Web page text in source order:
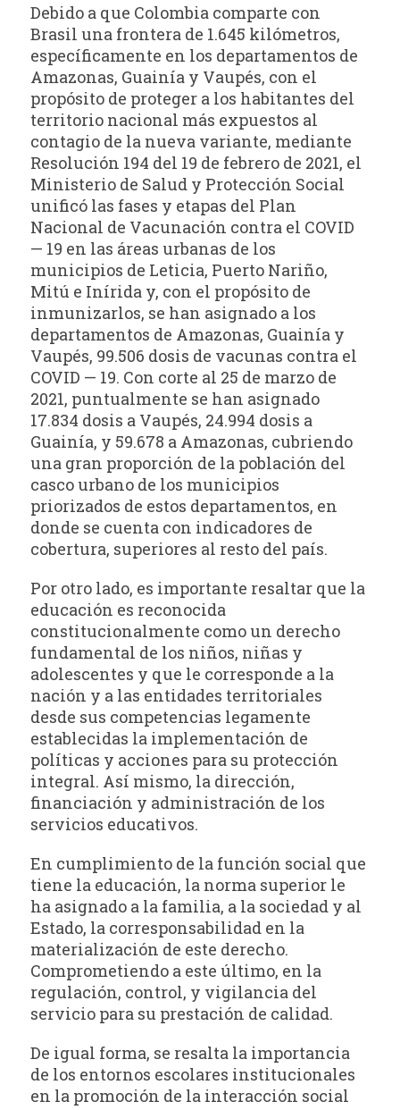
Debido a que Colombia comparte con
Brasil una frontera de 1.645 kilómetros,
específicamente en los departamentos de
Amazonas, Guainía y Vaupés, con el
propósito de proteger a los habitantes del
territorio nacional más expuestos al
contagio de la nueva variante, mediante
Resolución 194 del 19 de febrero de 2021, el
Ministerio de Salud y Protección Social
unificó las fases y etapas del Plan
Nacional de Vacunación contra el COVID
— 19 en las áreas urbanas de los
municipios de Leticia, Puerto Nariño,
Mitú e Inírida y, con el propósito de
inmunizarlos, se han asignado a los
departamentos de Amazonas, Guainía y
Vaupés, 99.506 dosis de vacunas contra el
COVID — 19. Con corte al 25 de marzo de
2021, puntualmente se han asignado
17.834 dosis a Vaupés, 24.994 dosis a
Guainía, y 59.678 a Amazonas, cubriendo
una gran proporción de la población del
casco urbano de los municipios
priorizados de estos departamentos, en
donde se cuenta con indicadores de
cobertura, superiores al resto del país.
Por otro lado, es importante resaltar que la
educación es reconocida
constitucionalmente como un derecho
fundamental de los niños, niñas y
adolescentes y que le corresponde a la
nación y a las entidades territoriales
desde sus competencias legamente
establecidas la implementación de
políticas y acciones para su protección
integral. Así mismo, la dirección,
financiación y administración de los
servicios educativos.
En cumplimiento de la función social que
tiene la educación, la norma superior le
ha asignado a la familia, a la sociedad y al
Estado, la corresponsabilidad en la
materialización de este derecho.
Comprometiendo a este último, en la
regulación, control, y vigilancia del
servicio para su prestación de calidad.
De igual forma, se resalta la importancia
de los entornos escolares institucionales
en la promoción de la interacción social